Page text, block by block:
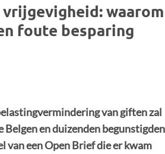
vrijgevigheid: waarom
foute besparing
van giften zal
Belgen en duizenden begunstigden
van een Open Brief die er kwam